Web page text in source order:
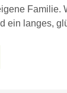
Familie.
ein langes,